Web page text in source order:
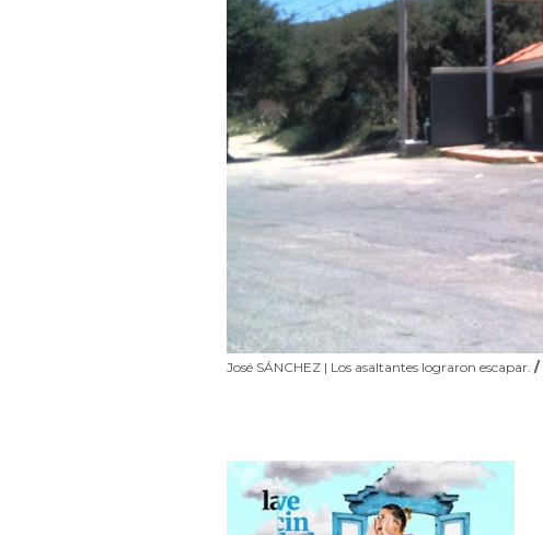
José SÁNCHEZ | Los asaltantes lograron escapar. /